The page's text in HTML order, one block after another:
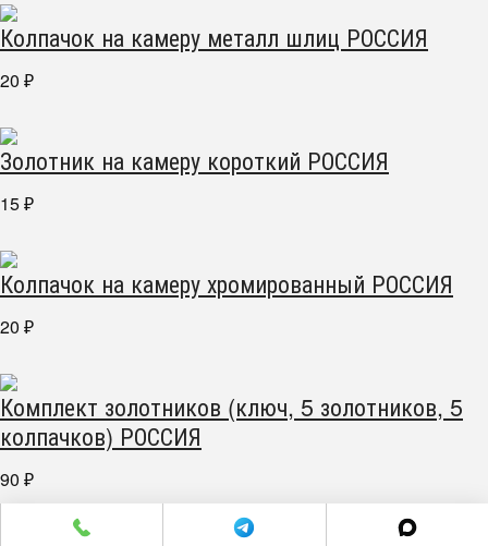
Колпачок на камеру металл шлиц РОССИЯ
20 ₽
Золотник на камеру короткий РОССИЯ
15 ₽
Колпачок на камеру хромированный РОССИЯ
20 ₽
Комплект золотников (ключ, 5 золотников, 5
колпачков) РОССИЯ
90 ₽
г. Челябинск пр. Победы 305Д/1 (2 этаж)